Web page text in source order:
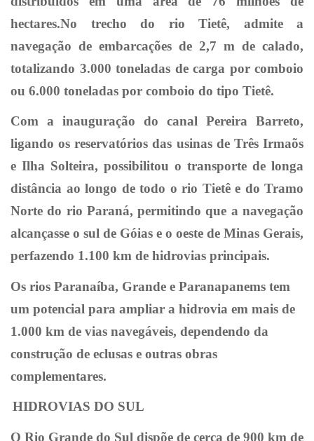
hectares.No trecho do rio Tietê, admite a
navegação de embarcações de 2,7 m de calado,
totalizando 3.000 toneladas de carga por comboio
ou 6.000 toneladas por comboio do tipo Tietê.
Com a inauguração do canal Pereira Barreto,
ligando os reservatórios das usinas de Três Irmaõs
e Ilha Solteira, possibilitou o transporte de longa
distância ao longo de todo o rio Tietê e do Tramo
Norte do rio Paraná, permitindo que a navegação
alcançasse o sul de Góias e o oeste de Minas Gerais,
perfazendo 1.100 km de hidrovias principais.
Os rios Paranaíba, Grande e Paranapanems tem
um potencial para ampliar a hidrovia em mais de
1.000 km de vias navegáveis, dependendo da
construção de eclusas e outras obras
complementares.
HIDROVIAS DO SUL
O Rio Grande do Sul dispõe de cerca de 900 km de